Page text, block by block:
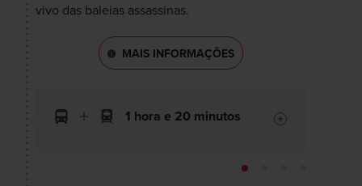
vivo das baleias assassinas.
MAIS INFORMAÇÕES
1 hora e 20 minutos